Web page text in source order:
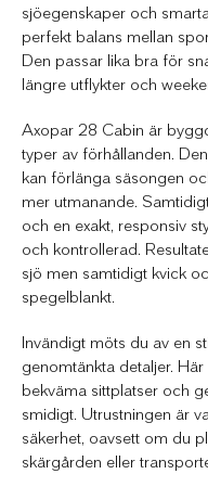
sjöegenskaper och
perfekt balans mellan
Den passar lika bra för
längre utflykter och
Axopar 28 Cabin är
typer av förhållanden.
kan förlänga säsongen
mer utmanande.
och en exakt, responsiv
och kontrollerad.
sjö men samtidigt kvick
spegelblankt.
Invändigt möts du av en
genomtänkta detaljer.
bekväma sittplatser och
smidigt. Utrustningen är
säkerhet, oavsett om du
skärgården eller